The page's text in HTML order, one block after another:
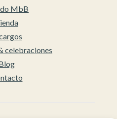
MbB
celebraciones